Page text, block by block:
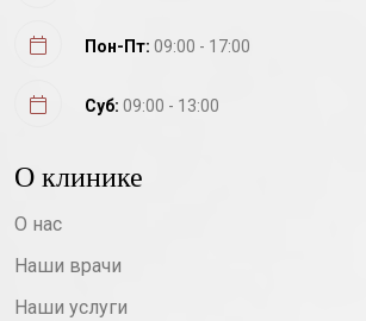
Пон-Пт: 09:00 - 17:00
Суб: 09:00 - 13:00
О клинике
О нас
Наши врачи
Наши услуги